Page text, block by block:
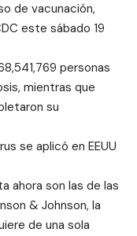
de vacunación,
este sábado 19
personas
mientras que
su
se aplicó en EEUU
ahora son las de las
& Johnson, la
de una sola